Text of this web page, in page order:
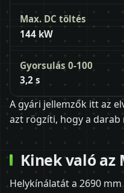
Max. DC töltés
144 kW
Gyorsulás 0-100
3,2 s
A gyári jellemzők itt az
azt rögzíti, hogy a
Kinek való az
Helykínálatát a 2690